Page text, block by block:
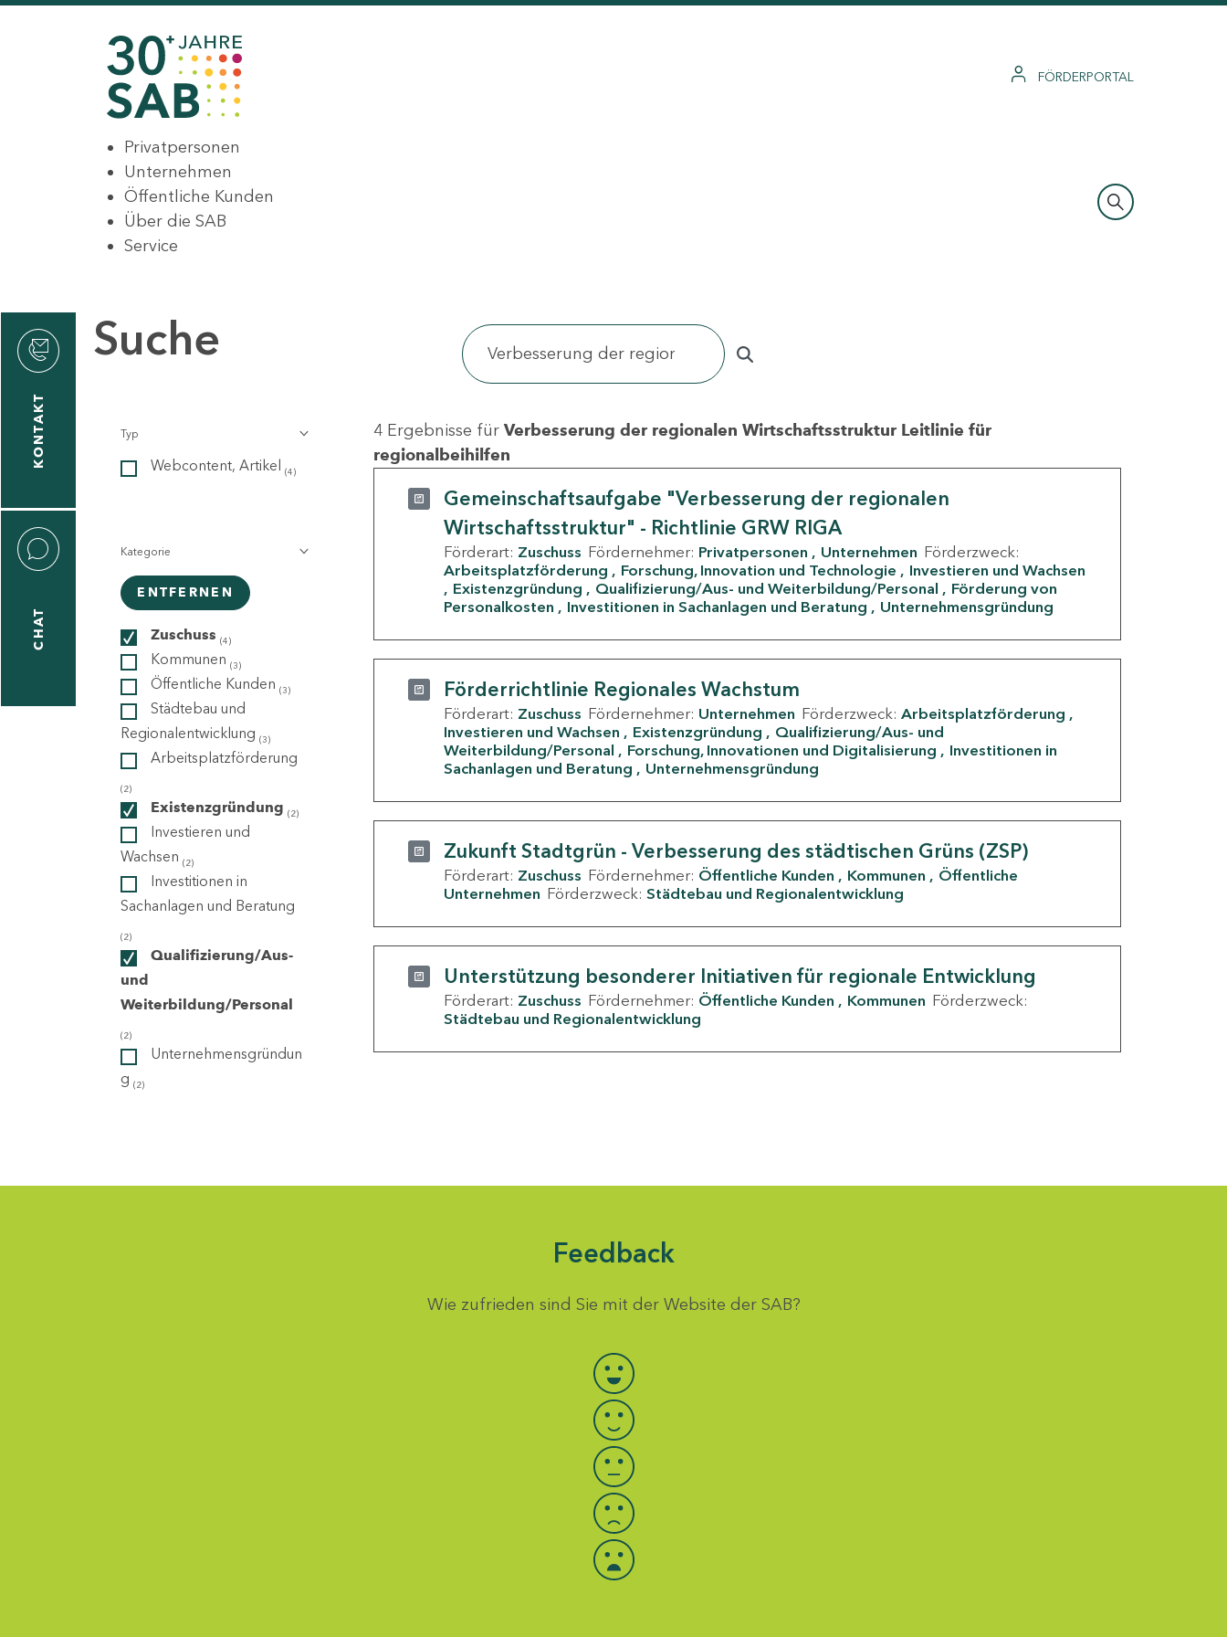
FÖRDERPORTAL
Privatpersonen
Unternehmen
Öffentliche Kunden
Über die SAB
Service
KONTAKT
CHAT
Suche
Typ
Webcontent, Artikel (4)
Kategorie
ENTFERNEN
Zuschuss (4)
Kommunen (3)
Öffentliche Kunden (3)
Städtebau und
Regionalentwicklung (3)
Arbeitsplatzförderung
(2)
Existenzgründung (2)
Investieren und
Wachsen (2)
Investitionen in
Sachanlagen und Beratung
(2)
Qualifizierung/Aus-
und
Weiterbildung/Personal
(2)
Unternehmensgründun
g (2)
4 Ergebnisse für Verbesserung der regionalen Wirtschaftsstruktur Leitlinie für
regionalbeihilfen
Gemeinschaftsaufgabe "Verbesserung der regionalen
Wirtschaftsstruktur" - Richtlinie GRW RIGA
Förderart: Zuschuss Fördernehmer: Privatpersonen Unternehmen Förderzweck:
Arbeitsplatzförderung
Forschung, Innovation und Technologie
Investieren und Wachsen
Existenzgründung
Qualifizierung/Aus- und Weiterbildung/Personal
Förderung von
Personalkosten
Investitionen in Sachanlagen und Beratung Unternehmensgründung
Förderrichtlinie Regionales Wachstum
Förderart: Zuschuss Fördernehmer: Unternehmen Förderzweck: Arbeitsplatzförderung
Investieren und Wachsen
Existenzgründung
Qualifizierung/Aus- und
Weiterbildung/Personal
Forschung, Innovationen und Digitalisierung
Investitionen in
Sachanlagen und Beratung
Unternehmensgründung
Zukunft Stadtgrün - Verbesserung des städtischen Grüns (ZSP)
Förderart: Zuschuss Fördernehmer: Öffentliche Kunden Kommunen
Öffentliche
Unternehmen Förderzweck: Städtebau und Regionalentwicklung
Unterstützung besonderer Initiativen für regionale Entwicklung
Förderart: Zuschuss Fördernehmer: Öffentliche Kunden Kommunen Förderzweck:
Städtebau und Regionalentwicklung
Feedback
Wie zufrieden sind Sie mit der Website der SAB?
Bewertung auswählen